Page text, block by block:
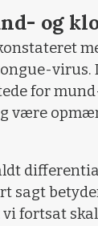
og
virus.
for
være
sagt
vi fortsat